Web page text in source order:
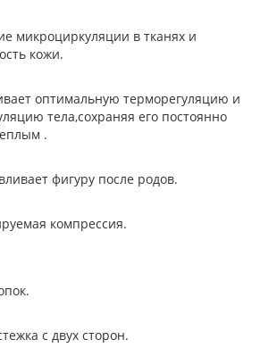
микроциркуляции в тканях и
кожи.
оптимальную терморегуляцию и
тела,сохраняя его постоянно
.
фигуру после родов.
компрессия.
с двух сторон.